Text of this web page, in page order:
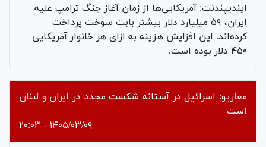
ایندیپندنت: آمریکایی‌ها از زمان آغاز جنگ ترامپ علیه
ایران، ۵۹ میلیارد دلار بیشتر بابت سوخت پرداخت
کرده‌اند. این افزایش هزینه به ازای هر خانوار آمریکایی
۴۵۰ دلار بوده است.
معاریو: اسرائیل در آستانه شکست مجدد در ایران و لبنان
است
۱۴۰۵/۰۳/۰۹ - ۲۰:۰۳